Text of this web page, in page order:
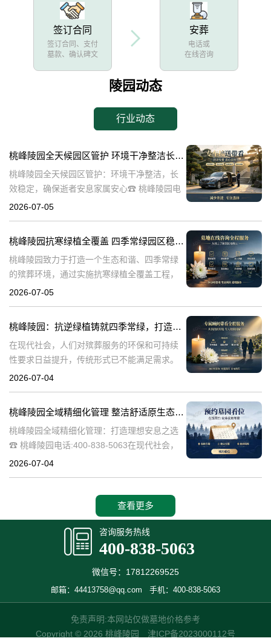
签订合同
签订合同、支付
墓款、确认碑文
安葬
电话或
在线咨询
陵园动态
行业动态
桃峰陵园全天候园区管护 环境干净整洁长效稳定，确保逝者安息家属安心
桃峰陵园全天候园区管护：环境干净整洁，长
效稳定，确保逝者安息家属安心☎ 桃峰陵园电
话:400-838-5063在生命的终点，我们最希望的
2026-07-05
桃峰陵园抗寒绿植全覆盖 四季常绿园区稳定美观：打造生态和谐殡葬环境
桃峰陵园致力于打造一个生态和谐、四季常绿
的殡葬环境，通过实施抗寒绿植全覆盖工程，
不仅提升了园区的美观度，也确保了园区的稳
2026-07-05
桃峰陵园：抗逆绿植铸就四季常绿，打造生态绿色殡葬典范
在现代社会，人们对殡葬服务的环保和可持续
性要求日益提升，传统形式已不能满足需求。
桃峰陵园作为绿色殡葬的先行者，致力于构建
2026-07-04
桃峰陵园全域精细化管理 整洁舒适原生态园区：打造理想安息之选
桃峰陵园全域精细化管理：打造理想安息之选
☎ 桃峰陵园电话:400-838-5063在现代社会，
人们对死亡和安息地的看法正在发生变化。越
2026-07-04
查看更多
咨询服务热线
400-838-5063
微信号：17812269525
邮箱：44413758@qq.com 手机：400-838-5063
免责声明:本网站仅做墓地价格参考
Copyright © 2026 桃峰陵园 津ICP备2023000112号